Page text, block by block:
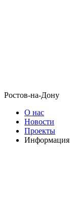
Ростов-на-Дону
О нас
Новости
Проекты
Информация